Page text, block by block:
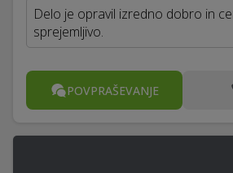
Delo je opravil izredno dobro in
sprejemljivo.
POVPRAŠEVANJE